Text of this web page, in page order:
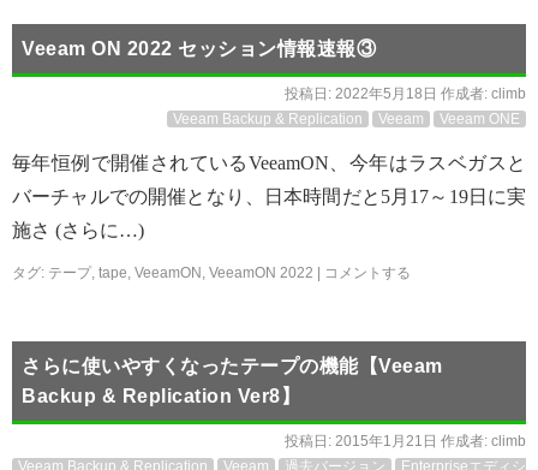
Veeam ON 2022 セッション情報速報③
投稿日: 2022年5月18日 作成者: climb
Veeam Backup & Replication
Veeam Veeam ONE
毎年恒例で開催されているVeeamON、今年はラスベガスと
バーチャルでの開催となり、日本時間だと5月17～19日に実
施さ (さらに…)
タグ: テープ, tape, VeeamON , VeeamON 2022 コメントする
さらに使いやすくなったテープの機能【Veeam
Backup & Replication Ver8】
投稿日: 2015年1月21日 作成者: climb
Veeam Backup & Replication
Veeam 過去バージョン
Enterpriseエディシ